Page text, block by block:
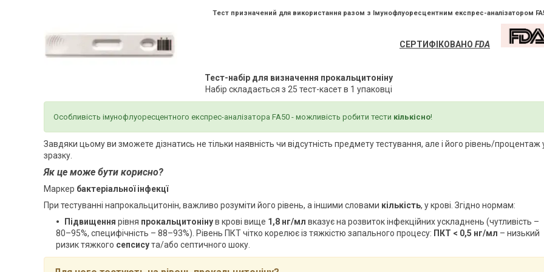
Тест призначений для використання разом з Імунофлуоресцентним експрес-аналізатором
СЕРТИФІКОВАНО FDA
Тест-набір для визначення прокальцитоніну
Набір складається з 25 тест-касет в 1 упаковці
Особливість імунофлуоресцентного експрес-аналізатора FA50 - можливість робити тести кількісно!
Завдяки цьому ви зможете дізнатись не тільки наявність чи відсутність предмету тестування, але і його рівень/процентаж
зразку.
Як це може бути корисно?
Маркер бактеріальної інфекцї
При тестуванні напрокальцитонін, важливо розуміти його рівень, а іншими словами кількість, у крові. Згідно нормам:
Підвищення рівня прокальцитонінув крові вище 1,8 нг/мл вказує на розвиток інфекційних ускладнень (чутливість –
80–95%, специфічність – 88–93%). Рівень ПКТ чітко корелює із тяжкістю запального процесу: ПКТ < 0,5 нг/мл – низький
ризик тяжкого сепсисута/або септичного шоку.